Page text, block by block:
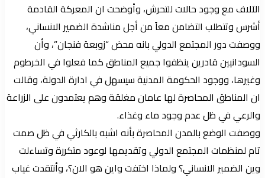
الآلاف مع وجود حالات للتحرش، وأوضحت ان المعركة القادمة
أشرس وتتطلب التضامن معاً من أجل مناشدة الضمير الانساني،
ووصفت دور المجتمع الدولي بانه محض “زوبعة فنجان”، وأن
السودانيين قادرين ينظفوا جميع المناطق كما فعلوا في الخرطوم
وغيرها، ووجود الحكومة المدنية سيسهل في ادارة الدولة، وقالت
ان المناطق المحاصرة لها عامان مغلقة وهم يعتمدون على الزراعة
والرعي في ظل عدم وجود ماء وغذاء.
ووصفت الوضع بالمدن المحاصرة بأنه اشبه بالكارثي في ظل صمت
تام لمنظمات المجتمع الدولي وتقديمها لوعود متكررة وتساءلت
وين الضمير الانساني؟ ولماذا اختفت واين هو الان؟، وأنتقدت غياب